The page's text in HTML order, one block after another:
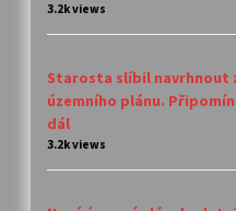
3.2k views
Starosta slíbil navrhnout
územního plánu.
dál
3.2k views